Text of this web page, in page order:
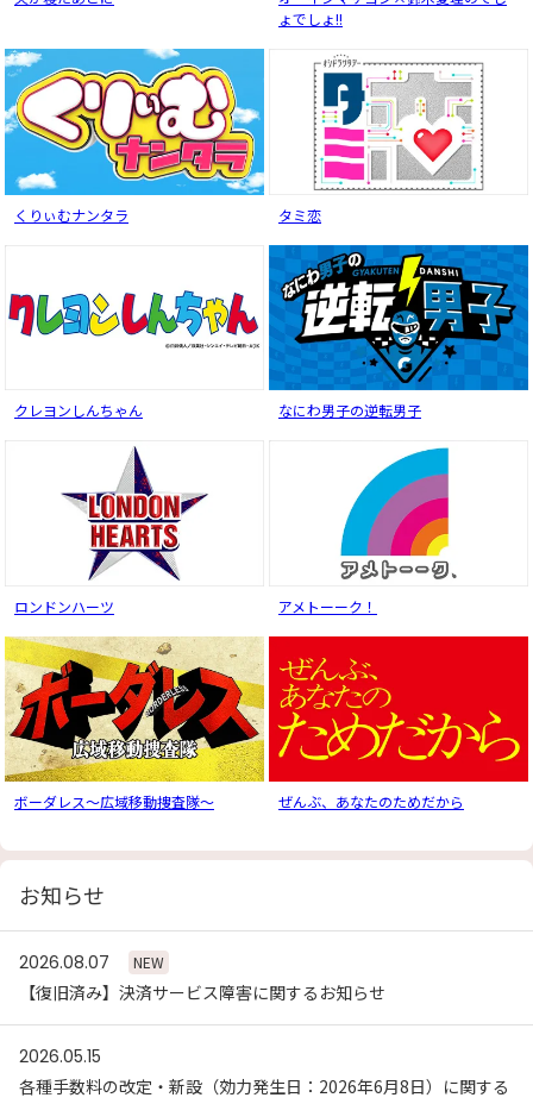
ょでしょ!!
くりぃむナンタラ タミ恋
クレヨンしんちゃん なにわ男子の逆転男子
ロンドンハーツ アメトーーク！
ボーダレス〜広域移動捜査隊〜 ぜんぶ、あなたのためだから
お知らせ
2026.08.07 NEW
【復旧済み】決済サービス障害に関するお知らせ
2026.05.15
各種手数料の改定・新設（効力発生日：2026年6月8日）に関する